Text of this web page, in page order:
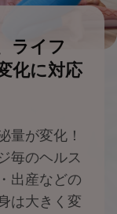
ライフ
化に対応
量が変化！
毎のヘルス
出産などの
は大きく変